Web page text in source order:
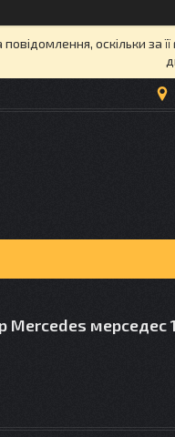
оскільки
Mercedes мерседес